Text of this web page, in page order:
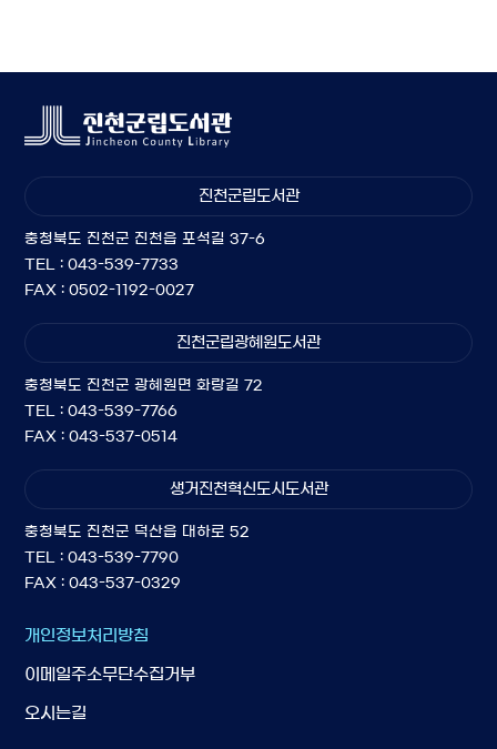
진천군립도서관
충청북도 진천군 진천읍 포석길 37-6
TEL : 043-539-7733
FAX : 0502-1192-0027
진천군립광혜원도서관
충청북도 진천군 광혜원면 화랑길 72
TEL : 043-539-7766
FAX : 043-537-0514
생거진천혁신도시도서관
충청북도 진천군 덕산읍 대하로 52
TEL : 043-539-7790
FAX : 043-537-0329
개인정보처리방침
이메일주소무단수집거부
오시는길